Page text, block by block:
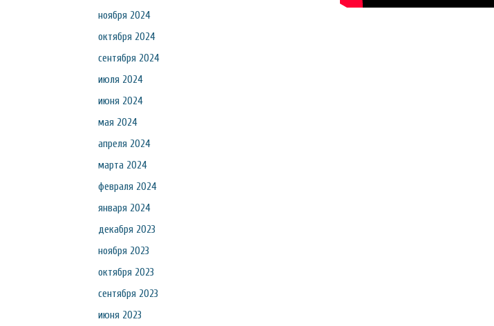
ноября 2024
октября 2024
сентября 2024
июля 2024
июня 2024
мая 2024
апреля 2024
марта 2024
февраля 2024
января 2024
декабря 2023
ноября 2023
октября 2023
сентября 2023
июня 2023